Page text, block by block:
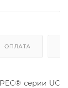
ОПЛАТА
серии UC